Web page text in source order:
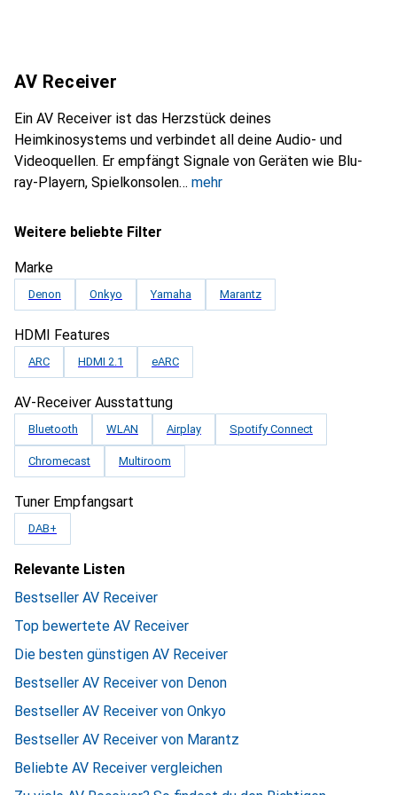
AV Receiver
Ein AV Receiver ist das Herzstück deines
Heimkinosystems und verbindet all deine Audio- und
Videoquellen. Er empfängt Signale von Geräten wie Blu-
ray-Playern, Spielkonsolen
mehr
Weitere beliebte Filter
Marke
Denon Onkyo Yamaha Marantz
HDMI Features
ARC HDMI 2.1 eARC
AV-Receiver Ausstattung
Bluetooth WLAN Airplay Spotify Connect
Chromecast Multiroom
Tuner Empfangsart
DAB+
Relevante Listen
Bestseller AV Receiver
Top bewertete AV Receiver
Die besten günstigen AV Receiver
Bestseller AV Receiver von Denon
Bestseller AV Receiver von Onkyo
Bestseller AV Receiver von Marantz
Beliebte AV Receiver vergleichen